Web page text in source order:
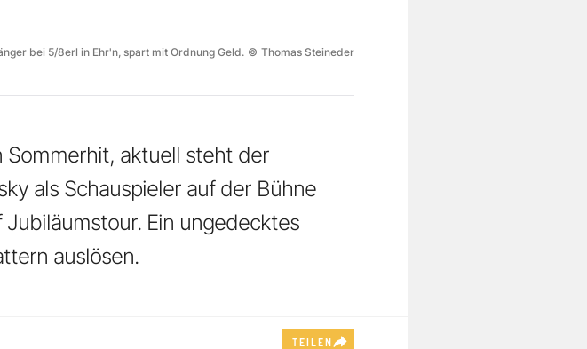
bei 5/8erl in Ehr'n, spart mit Ordnung Geld. © Thomas Steineder
Sommerhit, aktuell steht der
als Schauspieler auf der Bühne
Ein ungedecktes
auslösen.
TEILEN